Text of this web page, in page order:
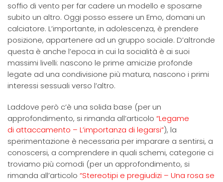
soffio di vento per far cadere un modello e sposarne
subito un altro. Oggi posso essere un Emo, domani un
calciatore. L’importante, in adolescenza, è prendere
posizione, appartenere ad un gruppo sociale. D’altronde
questa è anche l’epoca in cui la socialità è ai suoi
massimi livelli: nascono le prime amicizie profonde
legate ad una condivisione più matura, nascono i primi
interessi sessuali verso l’altro.
Laddove però c’è una solida base (per un
approfondimento, si rimanda all’articolo “Legame
di attaccamento – L’importanza di legarsi”), la
sperimentazione è necessaria per imparare a sentirsi, a
conoscersi, a comprendere in quali schemi, categorie ci
troviamo più comodi (per un approfondimento, si
rimanda all’articolo “Stereotipi e pregiudizi – Una rosa se